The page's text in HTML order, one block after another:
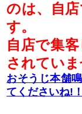
のは、自
す。
自店で集
されてい
おそうじ本舗
てくださいね!！